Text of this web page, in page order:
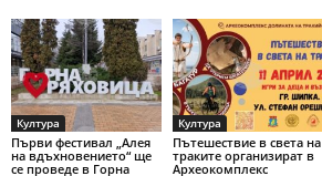
Култура
Първи фестивал „Алея
на вдъхновението“ ще
се проведе в Горна
Култура
Пътешествие в света на
траките организират в
Археокомплекс